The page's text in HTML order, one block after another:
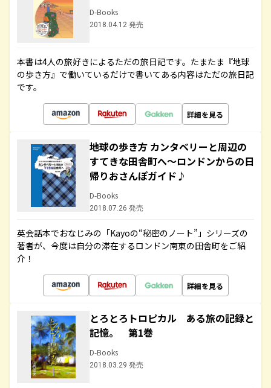
D-Books
2018.04.12 発売
本書は4人の旅好きによるただの旅日記です。たまたま『地球
の歩き方』で働いているだけで書いてある内容はただの旅日記
です。
詳細を見る
地球の歩き方 カンタベリーと周辺の
すてきな田舎町へ～ロンドンからの日
帰りおさんぽガイド♪
D-Books
2018.07.26 発売
英会話本でおなじみの「Kayoの“秘密のノート”」シリーズの
著者が、今度は自分の滞在するロンドン南東の田舎町をご紹
介！
詳細を見る
とろとろトロピカル ある旅の記録と
記憶。 第1巻
D-Books
2018.03.29 発売